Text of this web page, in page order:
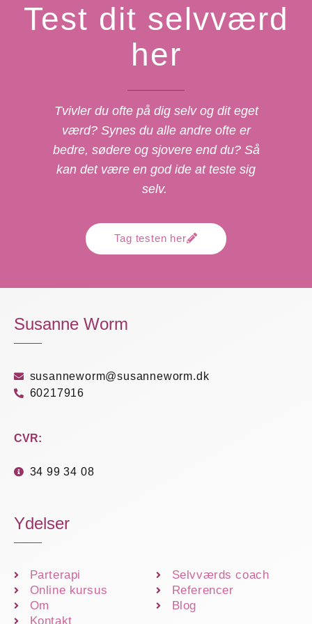
Test dit selvværd
her
Tvivler du ofte på dig selv og dit eget
værd? Synes du alle andre ofte er
bedre, sødere og sjovere end du? Så
kan det være en god ide at teste sig
selv.
Tag testen her
Susanne Worm
susanneworm@susanneworm.dk
60217916
CVR:
34 99 34 08
Ydelser
Parterapi
Selvværds coach
Online kursus
Referencer
Om
Blog
Kontakt